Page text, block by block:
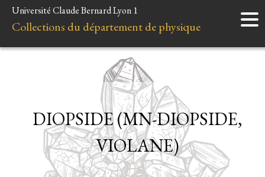
Accueil
Instruments
Liens et ressources
Université Claude Bernard Lyon 1
Collections du département de physique
DIOPSIDE (MN-DIOPSIDE,
VIOLANE)